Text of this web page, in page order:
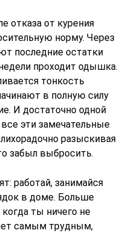
отказа от курения
норму. Через
последние остатки
проходит одышка.
тонкость
в полную силу
И достаточно одной
эти замечательные
разыскивая
забыл выбросить.
работай, занимайся
в доме. Больше
ты ничего не
самым трудным,